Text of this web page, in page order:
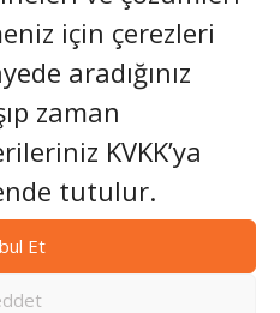
için çerezleri
aradığınız
zaman
KVKK’ya
tutulur.
Et